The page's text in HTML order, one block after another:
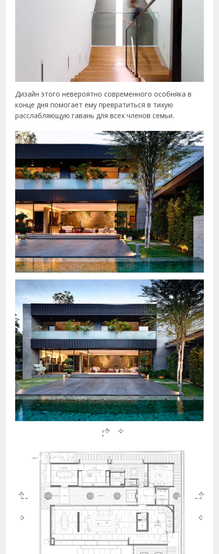
Дизайн этого невероятно современного особняка в
конце дня помогает ему превратиться в тихую
расслабляющую гавань для всех членов семьи.